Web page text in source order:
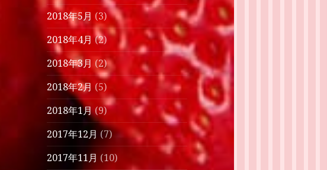
2018年5月 (3)
2018年4月 (2)
2018年3月 (2)
2018年2月 (5)
2018年1月(9)
2017年12月 (7)
2017年11月 (10)